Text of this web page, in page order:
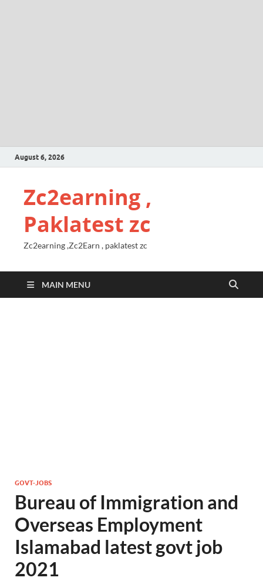
August 6, 2026
Zc2earning ,
Paklatest zc
Zc2earning ,Zc2Earn , paklatest zc
MAIN MENU
GOVT-JOBS
Bureau of Immigration and
Overseas Employment
Islamabad latest govt job
2021